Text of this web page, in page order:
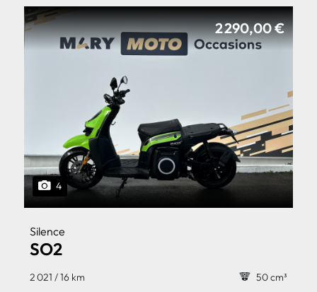
2 290,00 €
4
Silence
SO2
2 021 / 16 km 50 cm³